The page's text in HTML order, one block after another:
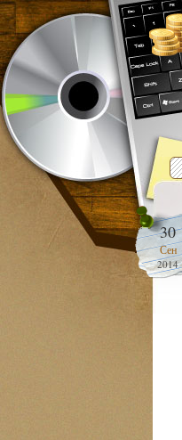
30
Сен
2014